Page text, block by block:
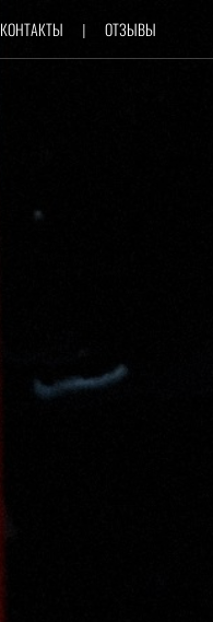
КОНТАКТЫ ОТЗЫВЫ